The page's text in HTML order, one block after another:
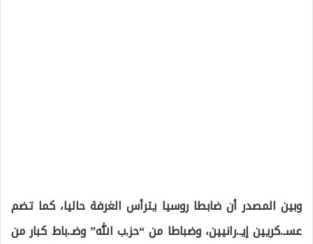
وبين المصدر أن ضابطا روسيا يترأس الغرفة حاليا، كما تضم
عسـ.كريين إيـ.رانيين، وضباطا من “حز,ب الله” وضـ.باط كبار من